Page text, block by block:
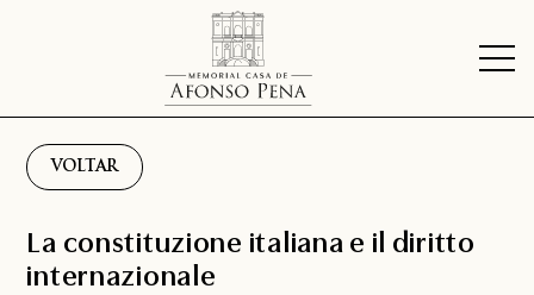
VOLTAR
La constituzione italiana e il diritto
internazionale